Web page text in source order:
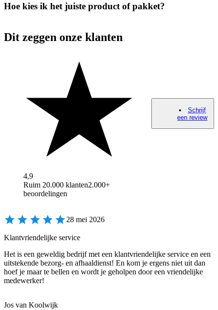
Hoe kies ik het juiste product of pakket?
Dit zeggen onze klanten
4,9
Ruim 20.000 klanten2.000+
beoordelingen
Schrijf
een review
28 mei 2026
Klantvriendelijke service
Het is een geweldig bedrijf met een klantvriendelijke service en een
uitstekende bezorg- en afhaaldienst! En kom je ergens niet uit dan
hoef je maar te bellen en wordt je geholpen door een vriendelijke
medewerker!
Jos van Koolwijk